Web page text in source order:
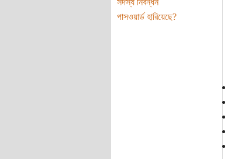
পাসওয়ার্ড হারিয়েছে?